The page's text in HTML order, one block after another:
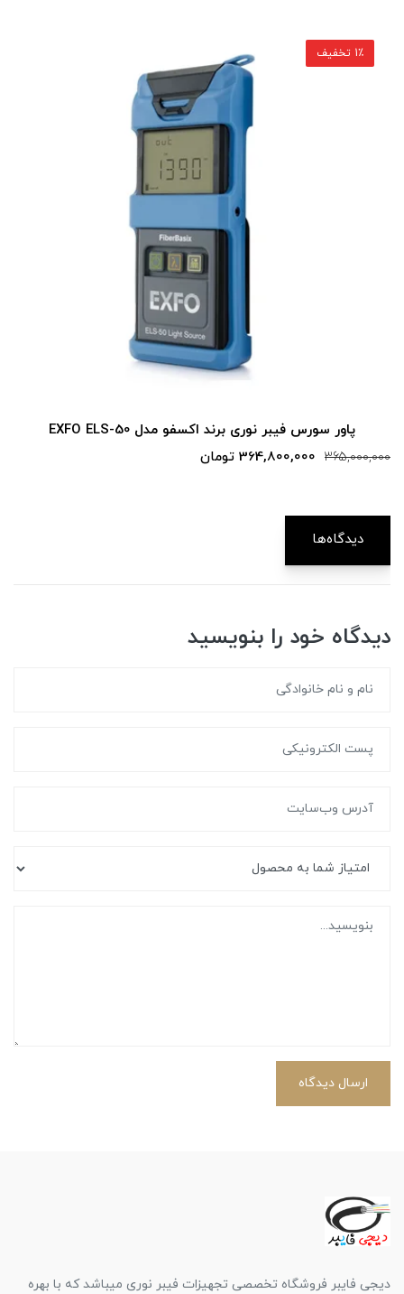
پاور سورس فیبر نوری برند اکسفو مدل EXFO ELS-50
365,000,000 364,800,000 تومان
1٪ تخفیف
دیدگاه‌ها
دیدگاه خود را بنویسید
ارسال دیدگاه
دیجی فایبر فروشگاه تخصصی تجهیزات فیبر نوری میباشد که با بهره